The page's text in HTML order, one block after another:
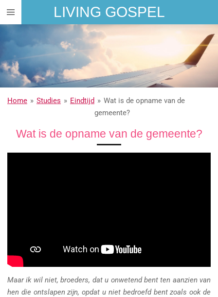
Ga
direct
hoofdinhoud
LIVING GOSPEL
Home » Studies » Eindtijd » Wat is de opname van de
gemeente?
Wat is de opname van de gemeente?
Maar ik wil niet, broeders, dat u onwetend bent ten aanzien van
hen die ontslapen zijn, opdat u niet bedroefd bent zoals ook de